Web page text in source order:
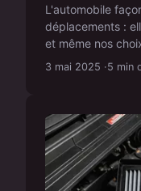
L'automobile
déplacements :
et même nos
3 mai 2025 5 min